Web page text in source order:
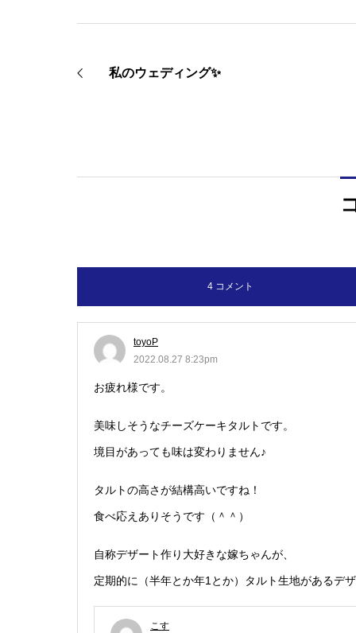
私のウェディング✨
4 コメント
toyoP
2022.08.27 8:23pm
お疲れ様です。
美味しそうなチーズケーキタルトです。
境目があっても味は変わりません♪
タルトの高さが結構高いですね！
食べ応えありそうです（＾＾）
自称デザート作り大好きな嫁ちゃんが、
定期的に（半年とか年1とか）タルト生地があるデ
こす